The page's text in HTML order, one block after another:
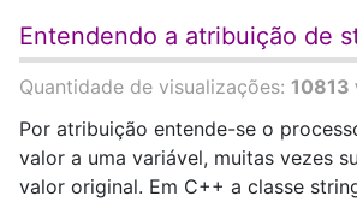
Entendendo a atribuição de
Quantidade de visualizações: 10813
Por atribuição entende-se o
valor a uma variável, muitas vezes
valor original. Em C++ a classe